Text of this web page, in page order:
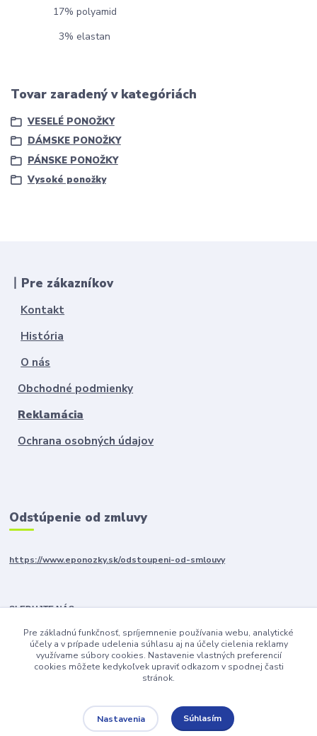
17% polyamid
3% elastan
Tovar zaradený v kategóriách
VESELÉ PONOŽKY
DÁMSKE PONOŽKY
PÁNSKE PONOŽKY
Vysoké ponožky
丨Pre zákazníkov
Kontakt
História
O nás
Obchodné podmienky
Reklamácia
Ochrana osobných údajov
Odstúpenie od zmluvy
https://www.eponozky.sk/odstoupeni-od-smlouvy
SLEDUJTE NÁS
Upravit sběr cookies.
Pre základnú funkčnosť, spríjemnenie používania webu, analytické
účely a v prípade udelenia súhlasu aj na účely cielenia reklamy
využívame súbory cookies. Nastavenie vlastných preferencií
cookies môžete kedykoľvek upraviť odkazom v spodnej časti
stránok.
Nastavenia Súhlasím